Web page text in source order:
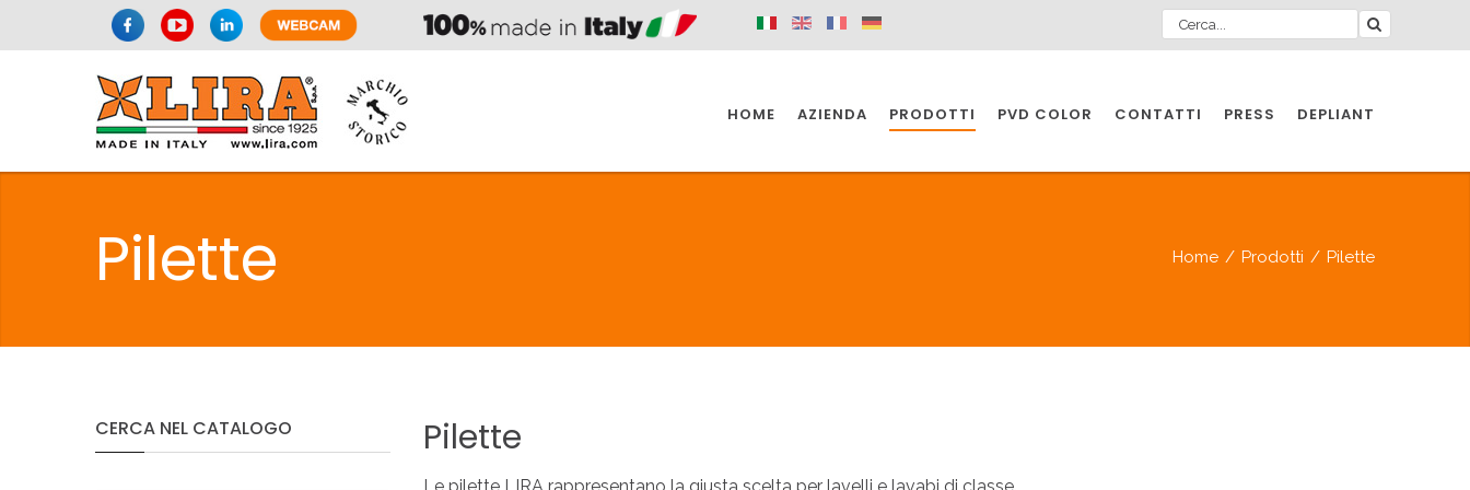
HOME AZIENDA PRODOTTI
SIFONI SPAZIO PER
SIFONI SPAZIO PER
SIFONI SPAZIO PER
PVD COLOR CONTATTI PRESS
DEPLIANT
LA CUCINA
IL BAGNO
L'INDUSTRIA
Pilette Home / Prodotti / Pilette
CERCA NEL CATALOGO Pilette